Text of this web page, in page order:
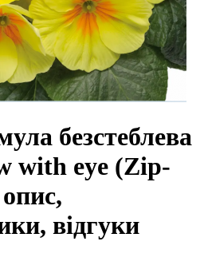
безстеблева
with eye (Zip-
відгуки